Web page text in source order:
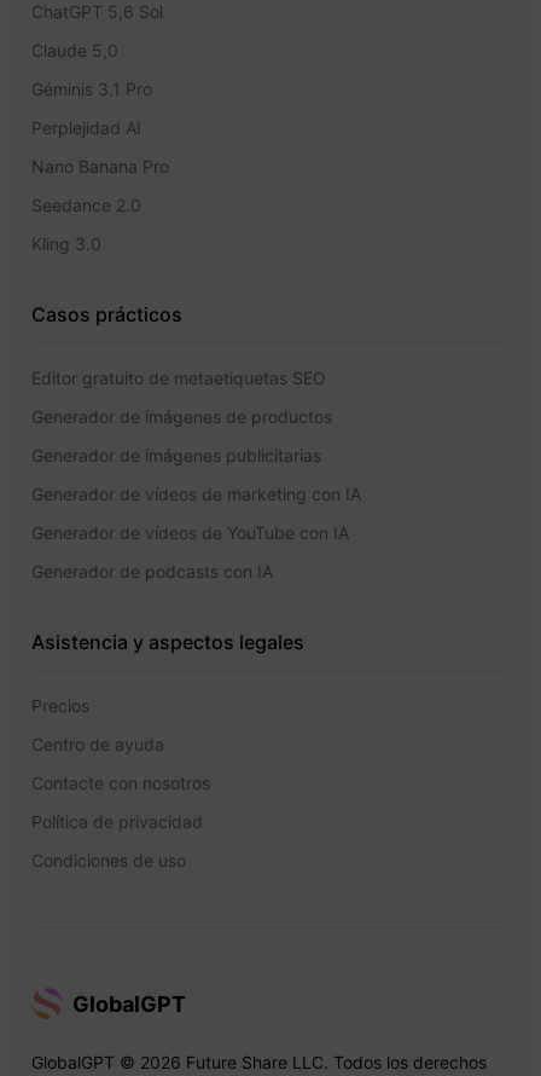
ChatGPT 5,6 Sol
Claude 5,0
Géminis 3.1 Pro
Perplejidad AI
Nano Banana Pro
Seedance 2.0
Kling 3.0
Casos prácticos
Editor gratuito de metaetiquetas SEO
Generador de imágenes de productos
Generador de imágenes publicitarias
Generador de vídeos de marketing con IA
Generador de vídeos de YouTube con IA
Generador de podcasts con IA
Asistencia y aspectos legales
Precios
Centro de ayuda
Contacte con nosotros
Política de privacidad
Condiciones de uso
GlobalGPT
GlobalGPT © 2026 Future Share LLC. Todos los derechos